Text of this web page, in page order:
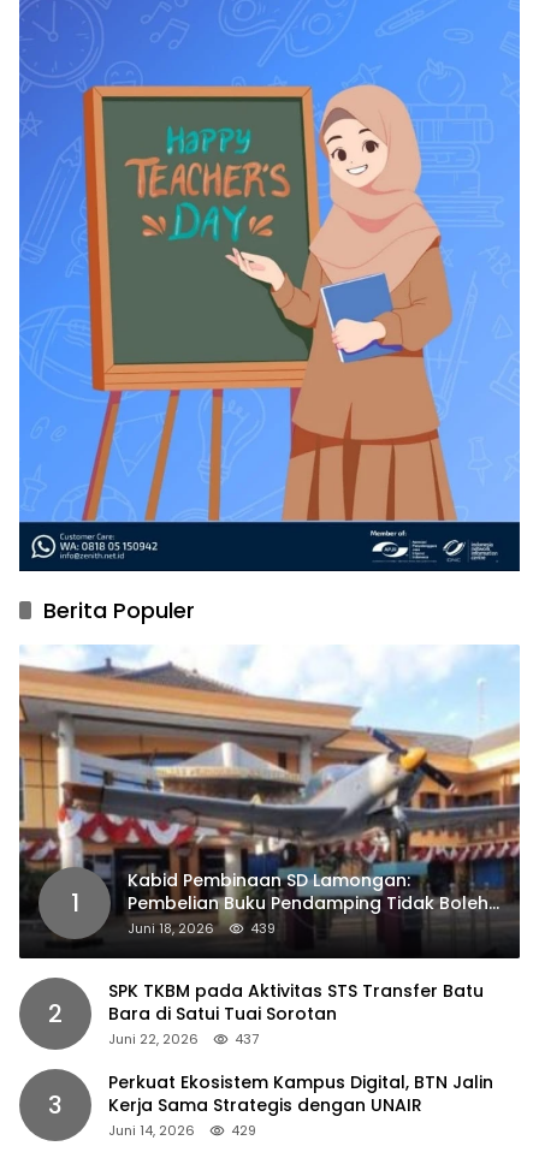
Berita Populer
1
Kabid Pembinaan SD Lamongan:
Pembelian Buku Pendamping Tidak Boleh
Dipaksakan
Juni 18, 2026 439
2
SPK TKBM pada Aktivitas STS Transfer Batu
Bara di Satui Tuai Sorotan
Juni 22, 2026 437
3
Perkuat Ekosistem Kampus Digital, BTN Jalin
Kerja Sama Strategis dengan UNAIR
Juni 14, 2026 429